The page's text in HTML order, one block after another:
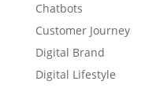
Chatbots
Customer Journey
Digital Brand
Digital Lifestyle